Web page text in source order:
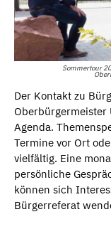
Sommertour
Der Kontakt zu
Oberbürgermeister
Agenda.
Termine vor Ort
vielfältig. Eine
persönliche
können sich
Bürgerreferat